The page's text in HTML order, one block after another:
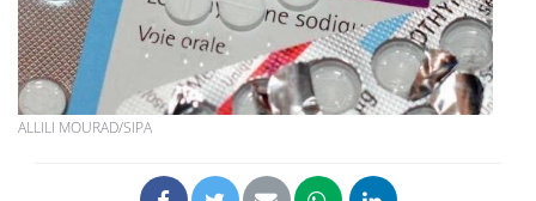
ALLILI MOURAD/SIPA